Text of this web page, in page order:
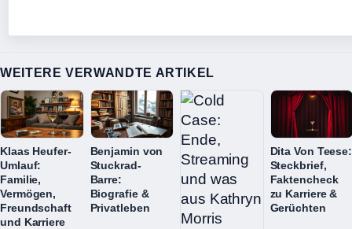
WEITERE VERWANDTE ARTIKEL
Klaas Heufer-
Umlauf:
Familie,
Vermögen,
Freundschaft
und Karriere
Benjamin von
Stuckrad-
Barre:
Biografie &
Privatleben
Dita Von Teese:
Steckbrief,
Faktencheck
zu Karriere &
Gerüchten